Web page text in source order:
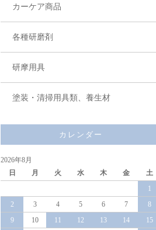
カーケア商品
各種研磨剤
研摩用具
塗装・清掃用具類、養生材
カレンダー
2026年8月
日
月 火 水 木 金
土
1
2
3 4 5 6 7
8
9
10 11 12 13 14
15